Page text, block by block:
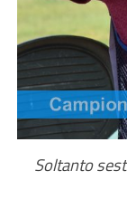
Soltanto